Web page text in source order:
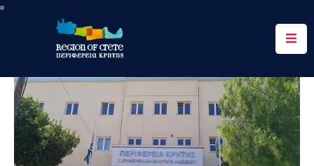
Περιφέρεια
Ενημέρωση
Έργα
&
Δράσεις